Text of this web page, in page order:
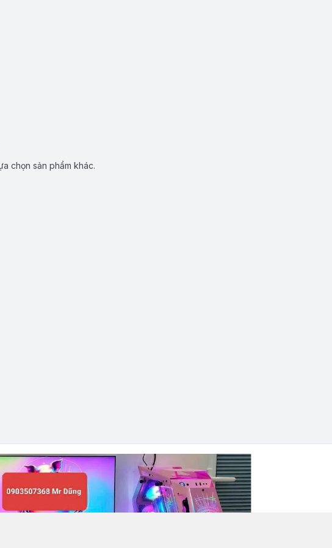
chọn sản phẩm khác.